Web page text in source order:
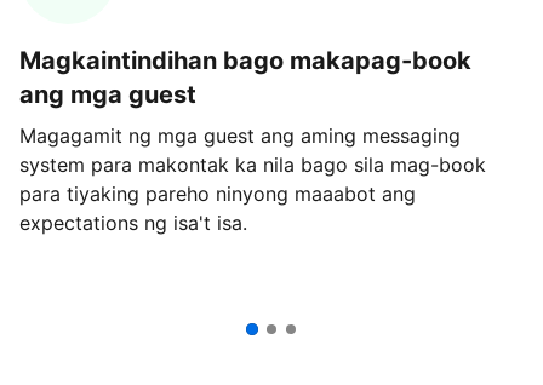
Magkaintindihan bago makapag-book
ang mga guest
Magagamit ng mga guest ang aming messaging
system para makontak ka nila bago sila mag-book
para tiyaking pareho ninyong maaabot ang
expectations ng isa't isa.